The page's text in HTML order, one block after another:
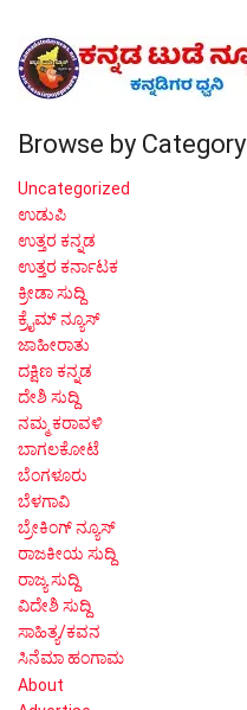
Browse by Category
Uncategorized
ಉಡುಪಿ
ಉತ್ತರ ಕನ್ನಡ
ಉತ್ತರ ಕರ್ನಾಟಕ
ಕ್ರೀಡಾ ಸುದ್ದಿ
ಕ್ರೈಮ್ ನ್ಯೂಸ್
ಜಾಹೀರಾತು
ದಕ್ಷಿಣ ಕನ್ನಡ
ದೇಶಿ ಸುದ್ದಿ
ನಮ್ಮ ಕರಾವಳಿ
ಬಾಗಲಕೋಟೆ
ಬೆಂಗಳೂರು
ಬೆಳಗಾವಿ
ಬ್ರೇಕಿಂಗ್ ನ್ಯೂಸ್
ರಾಜಕೀಯ ಸುದ್ದಿ
ರಾಜ್ಯ ಸುದ್ದಿ
ವಿದೇಶಿ ಸುದ್ದಿ
ಸಾಹಿತ್ಯ/ಕವನ
ಸಿನೆಮಾ ಹಂಗಾಮ
About